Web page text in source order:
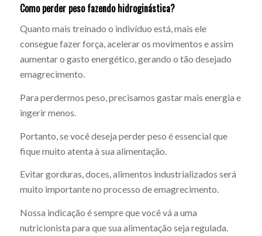
Como perder peso fazendo hidroginástica?
Quanto mais treinado o indivíduo está, mais ele
consegue fazer força, acelerar os movimentos e assim
aumentar o gasto energético, gerando o tão desejado
emagrecimento.
Para perdermos peso, precisamos gastar mais energia e
ingerir menos.
Portanto, se você deseja perder peso é essencial que
fique muito atenta à sua alimentação.
Evitar gorduras, doces, alimentos industrializados será
muito importante no processo de emagrecimento.
Nossa indicação é sempre que você vá a uma
nutricionista para que sua alimentação seja regulada.